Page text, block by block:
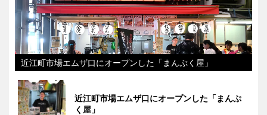
近江町市場エムザ口にオープンした「まんぷく屋」
近江町市場エムザ口にオープンした「まんぷ
く屋」